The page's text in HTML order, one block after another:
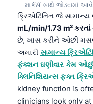
માર્કર્સ સાથે જોડવામાં
ક્રિએટિનિન જે
mL/min/1.73 m² કરતાં
છે, ખાસ કરીને ઓછી મસલ
અમારી સામાન્ય
ફંક્શન ઘણીવાર કેમ
ક્લિનિશિયન્સ ફક્ત
kidney function is
clinicians look only
Bosanski
Azərbaycan dili
Eesti
日本語
Čeština
ქართული